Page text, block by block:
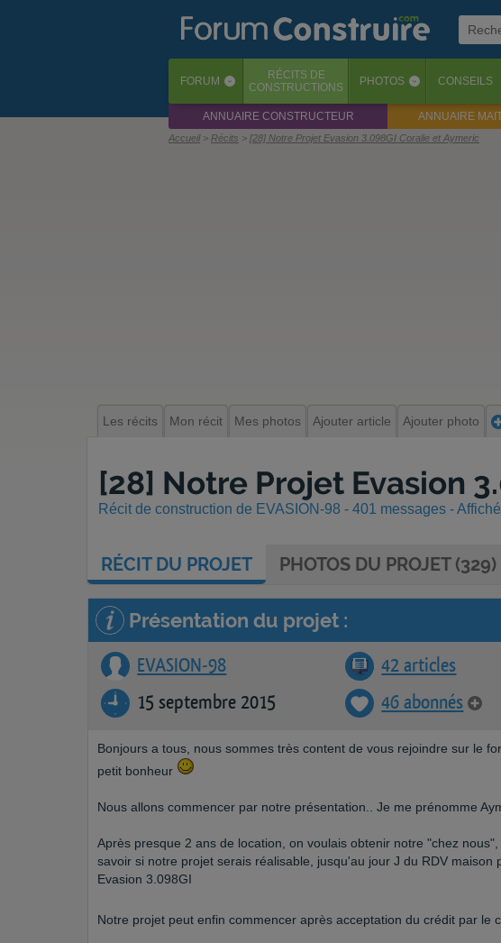
FORUM ‹ RÉCITS DE
CONSTRUCTIONS
PHOTOS ‹ CONSEILS
ANNUAIRE CONSTRUCTEUR ANNUAIRE
Accueil Récits [28] Notre Projet Evasion 3.098GI Coralie et Aymeric
Les récits Mon récit Mes photos Ajouter article Ajouter photo
[28] Notre Projet Evasion
Récit de construction de EVASION-98 - 401 messages -
RÉCITDU PROJET PHOTOS DU PROJET (329)
Présentation du projet :
EVASION-98 42 articles
15 septembre 2015
46 abonnés
Bonjours a tous, nous sommes très content de vous rejoindre sur le
petit bonheur
Nous allons commencer par notre présentation.. Je me prénomme
Après presque 2 ans de location, on voulais obtenir notre "chez
savoir si notre projet serais réalisable, jusqu'au jour J du RDV
Evasion 3.098GI
Notre projet peut enfin commencer après acceptation du crédit par le